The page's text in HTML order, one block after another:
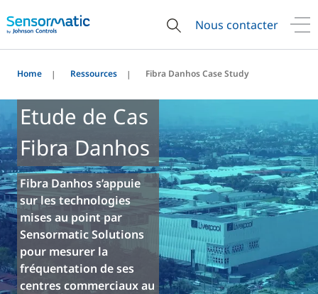
Nous contacter
Home Ressources Fibra Danhos Case Study
Etude de Cas
Fibra Danhos
Fibra Danhos s’appuie
sur les technologies
mises au point par
Sensormatic Solutions
pour mesurer la
fréquentation de ses
centres commerciaux au